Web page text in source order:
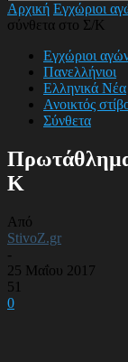
Αρχική Εγχώριοι
σύνθετα στο Σ/Κ
Εγχώριοι
Πανελλήνιοι
Ελληνικά Νέα
Ανοικτός
Σύνθετα
Πρωτάθλημα
Κ
Από
StivoZ.gr
-
25 Μαΐου 2017
51
0